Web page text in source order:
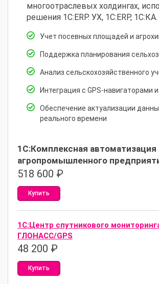
многоотраслевых холдингах,
решения 1С:ERP. УХ, 1С:ERP, 1С:КА.
Учет посевных площадей и
Поддержка планирования
Анализ сельскохозяйственного
Интеграция с GPS-навигаторами
Обеспечение актуализации
реального времени
1С:Комплексная автоматизация
агропромышленного
518 600 ₽
Купить
1С:Центр спутникового
ГЛОНАСС/GPS
48 200 ₽
Купить